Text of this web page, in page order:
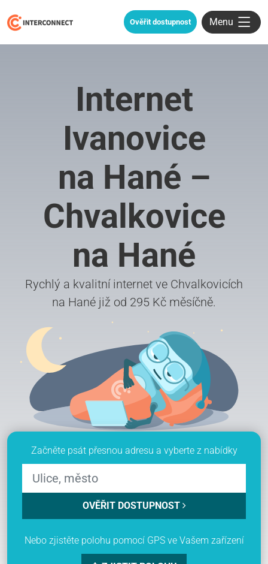
Ověřit dostupnost Menu
Internet
Ivanovice
na Hané –
Chvalkovice
na Hané
Rychlý a kvalitní internet ve Chvalkovicích
na Hané již od 295 Kč měsíčně.
Začněte psát přesnou adresu a vyberte z nabídky
OVĚŘIT DOSTUPNOST
Nebo zjistěte polohu pomocí GPS ve Vašem zařízení